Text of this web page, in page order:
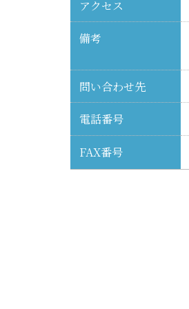
アクセス
備考
問い合わせ先
電話番号
FAX番号